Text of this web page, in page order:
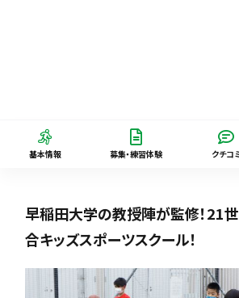
基本情報 募集・練習体験 クチコ
早稲田大学の教授陣が監修！21
合キッズスポーツスクール！